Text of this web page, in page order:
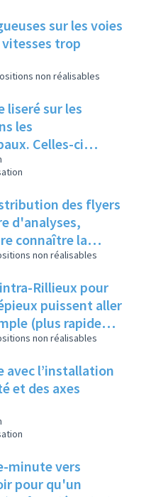
sur les voies
trop
non réalisables
liseré sur les
les
Celles-ci
sur le site de
des flyers
d'analyses,
connaître la
non réalisables
Rillieux pour
puissent aller
(plus rapide
non réalisables
avec l’installation
et des axes
minute vers
pour qu'un